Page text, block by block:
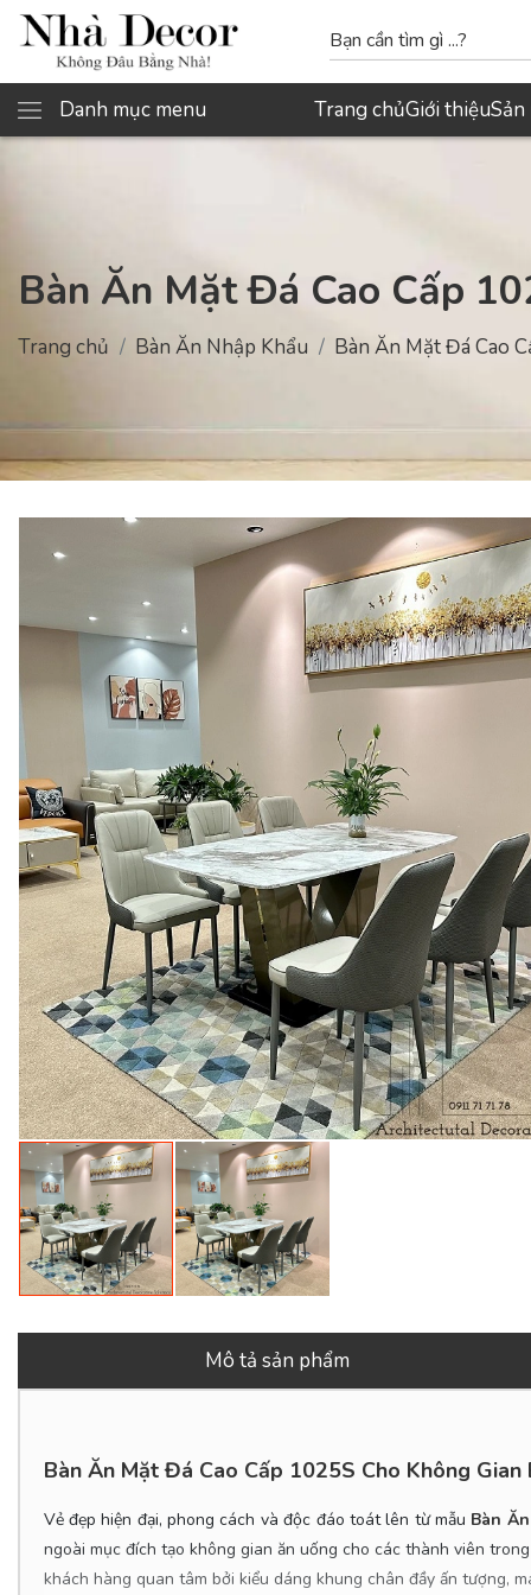
Danh mục menu Trang chủGiới thiệuSản
Bàn Ăn Mặt Đá Cao Cấp
Trang chủ Bàn Ăn Nhập Khẩu Bàn Ăn Mặt Đá Cao
Mô tả sản phẩm
Bàn Ăn Mặt Đá Cao Cấp 1025S Cho Không
Vẻ đẹp hiện đại, phong cách và độc đáo toát lên từ mẫu Bàn
ngoài mục đích tạo không gian ăn uống cho các thành viên
khách hàng quan tâm bởi kiểu dáng khung chân đầy ấn tượng,